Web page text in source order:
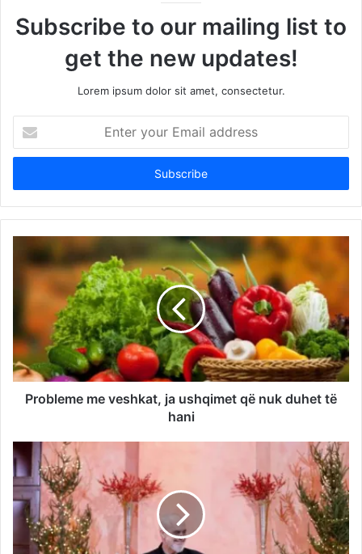
Subscribe to our mailing list to
get the new updates!
Lorem ipsum dolor sit amet, consectetur.
your
Email
Probleme me veshkat, ja ushqimet që nuk duhet të
hani